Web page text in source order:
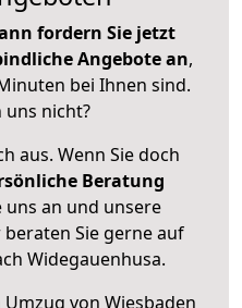
fordern Sie jetzt
Angebote an,
bei Ihnen sind.
uns nicht?
aus. Wenn Sie doch
Beratung
uns an und unsere
Sie gerne auf
Widegauenhusa.
von Wiesbaden